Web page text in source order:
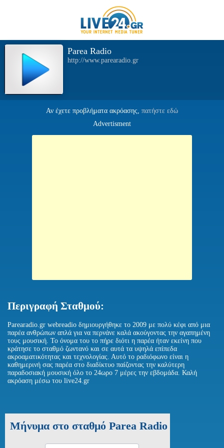
Parea Radio
http://www.parearadio.gr
Αν έχετε προβλήματα ακρόασης, πατήστε εδώ
Advertisment
Περιγραφή Σταθμού:
Parearadio.gr webreadio δημιουργήθηκε το 2009 με πολύ κέφι από μια
παρέα ανθρώπων απλά για να περνάνε καλά ακούγοντας την αγαπημένη
τους μουσική. Το όνομα του το πήρε διότι η παρέα ήταν εκείνη που
κράτησε το σταθμό ζωντανό και σε αυτά τα υψηλά επίπεδα
ακροαματικότητας και τεχνολογίας. Αυτό το ραδιόφωνο είναι η
καθημερινή σας παρέα στο διαδίκτυο παίζοντας την καλύτερη
παραδοσιακή μουσική όλο το 24ωρο 7 μέρες την εβδομάδα. Καλή
ακρόαση μέσω του live24.gr
Μήνυμα στο σταθμό Parea Radio